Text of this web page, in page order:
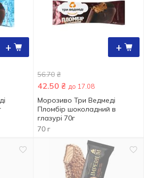
+ +
56.70 ₴
42.50 ₴ до 17.08
Морозиво Три Ведмеді
Пломбір шоколадний в
глазурі 70г
70 г